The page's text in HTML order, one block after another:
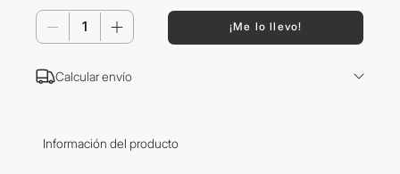
＋
－ ¡Me lo llevo!
Calcular envío
Información del producto